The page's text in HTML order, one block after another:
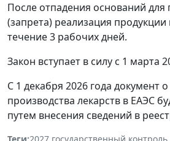
После отпадения оснований для
(запрета) реализация продукции
течение 3 рабочих дней.
Закон вступает в силу с 1 марта
С 1 декабря 2026 года документ
производства лекарств в ЕАЭС
путем внесения сведений в